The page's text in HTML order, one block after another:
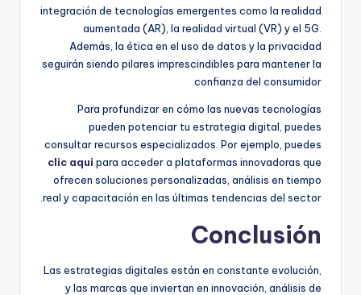
integración de tecnologías emergentes como la realidad
aumentada (AR), la realidad virtual (VR) y el 5G.
Además, la ética en el uso de datos y la privacidad
seguirán siendo pilares imprescindibles para mantener la
confianza del consumidor.
Para profundizar en cómo las nuevas tecnologías
pueden potenciar tu estrategia digital, puedes
consultar recursos especializados. Por ejemplo, puedes
clic aqui para acceder a plataformas innovadoras que
ofrecen soluciones personalizadas, análisis en tiempo
real y capacitación en las últimas tendencias del sector.
Conclusión
Las estrategias digitales están en constante evolución,
y las marcas que inviertan en innovación, análisis de